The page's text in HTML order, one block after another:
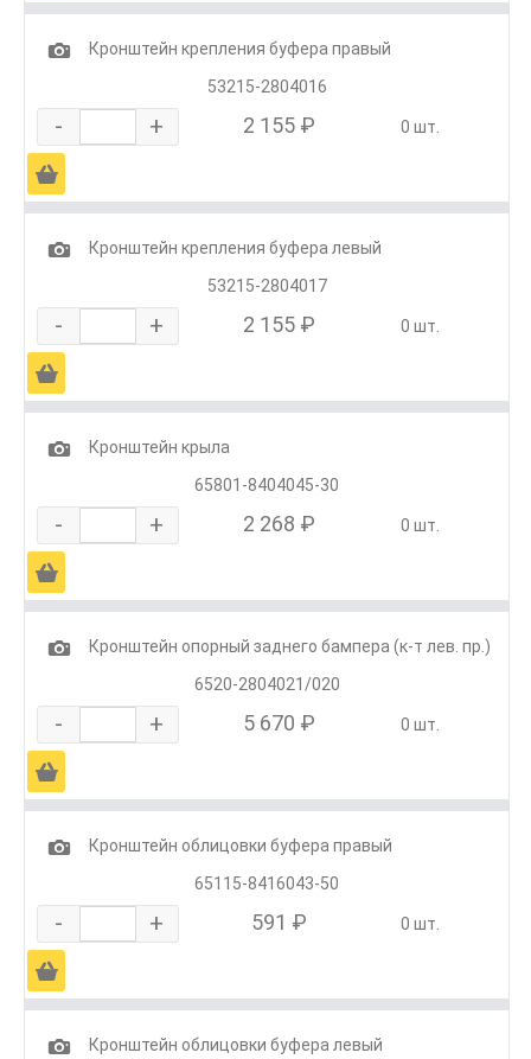
1
Кронштейн крепления буфера правый
53215-2804016
- + 2 155 ₽ 0 шт.
Ä
1
Кронштейн крепления буфера левый
53215-2804017
- + 2 155 ₽ 0 шт.
Ä
1
Кронштейн крыла
65801-8404045-30
- + 2 268 ₽ 0 шт.
Ä
1
Кронштейн опорный заднего бампера (к-т лев. пр.)
6520-2804021/020
- + 5 670 ₽ 0 шт.
Ä
1
Кронштейн облицовки буфера правый
65115-8416043-50
- + 591 ₽ 0 шт.
Ä
1 Кронштейн облицовки буфера левый